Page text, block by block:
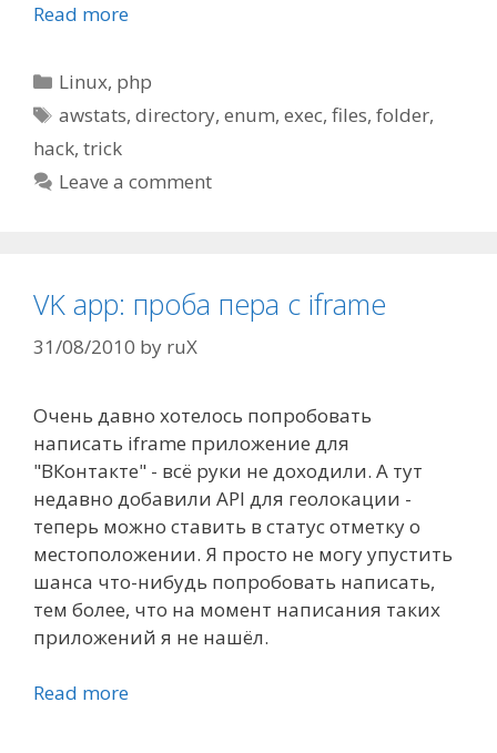
Read more
Categories
Linux, php
Tags
awstats,directory,enum,exec,files,folder,
hack, trick
Leave a comment
VK app: проба пера с iframe
31/08/2010 by ruX
Очень давно хотелось попробовать
написать iframe приложение для
"ВКонтакте" - всё руки не доходили. А тут
недавно добавили API для геолокации -
теперь можно ставить в статус отметку о
местоположении. Я просто не могу упустить
шанса что-нибудь попробовать написать,
тем более, что на момент написания таких
приложений я не нашёл.
Read more